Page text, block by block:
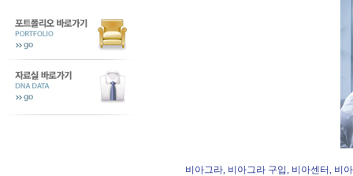
비아그라, 비아그라 구입, 비아센터, 비